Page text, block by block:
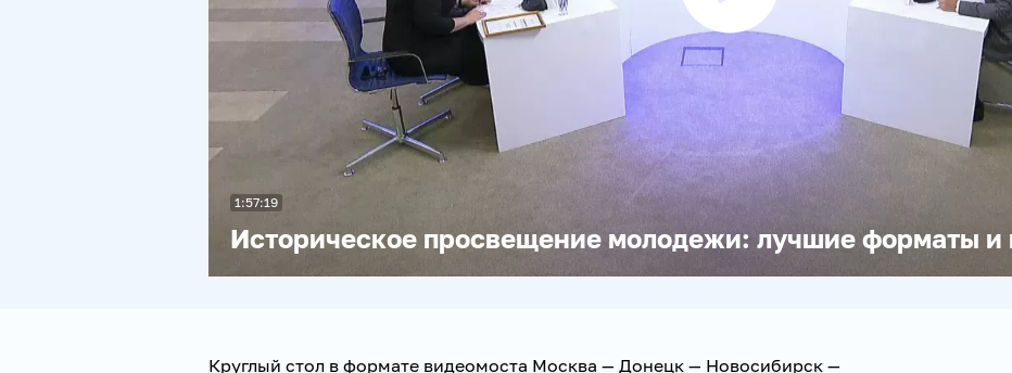
Историческое просвещение молодежи: лучшие форматы и
1:57:19
Круглый стол в формате видеомоста Москва — Донецк — Новосибирск —